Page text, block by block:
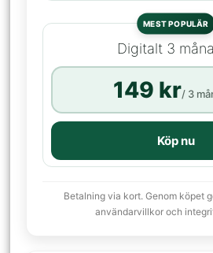
MEST POPULÄR
Digitalt 3
149 kr/ 3
Köp nu
Betalning via kort. Genom köpet
användarvillkor och